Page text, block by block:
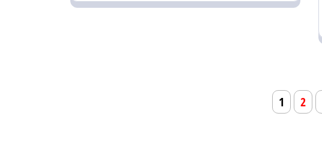
1 2